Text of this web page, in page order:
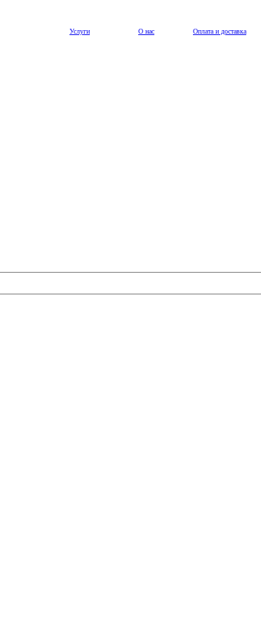
Услуги О нас Оплата и доставка